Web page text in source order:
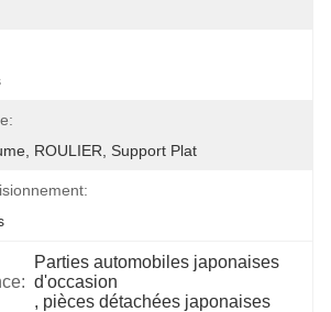
ROULIER, Support Plat
Parties automobiles japonaises
d'occasion
, pièces détachées japonaises